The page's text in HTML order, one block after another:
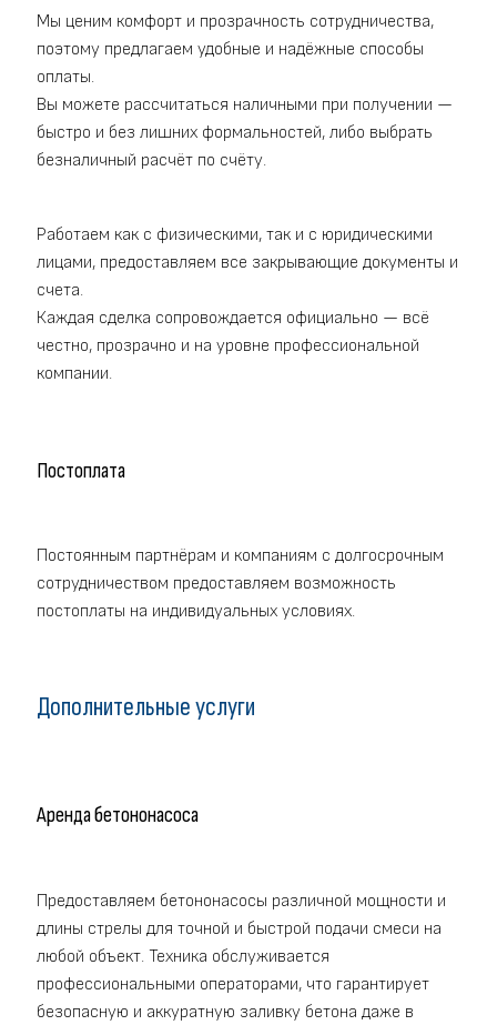
Мы ценим комфорт и прозрачность сотрудничества,
поэтому предлагаем удобные и надёжные способы
оплаты.
Вы можете рассчитаться наличными при получении —
быстро и без лишних формальностей, либо выбрать
безналичный расчёт по счёту.
Работаем как с физическими, так и с юридическими
лицами, предоставляем все закрывающие документы и
счета.
Каждая сделка сопровождается официально — всё
честно, прозрачно и на уровне профессиональной
компании.
Постоплата
Постоянным партнёрам и компаниям с долгосрочным
сотрудничеством предоставляем возможность
постоплаты на индивидуальных условиях.
Дополнительные услуги
Аренда бетононасоса
Предоставляем бетононасосы различной мощности и
длины стрелы для точной и быстрой подачи смеси на
любой объект. Техника обслуживается
профессиональными операторами, что гарантирует
безопасную и аккуратную заливку бетона даже в